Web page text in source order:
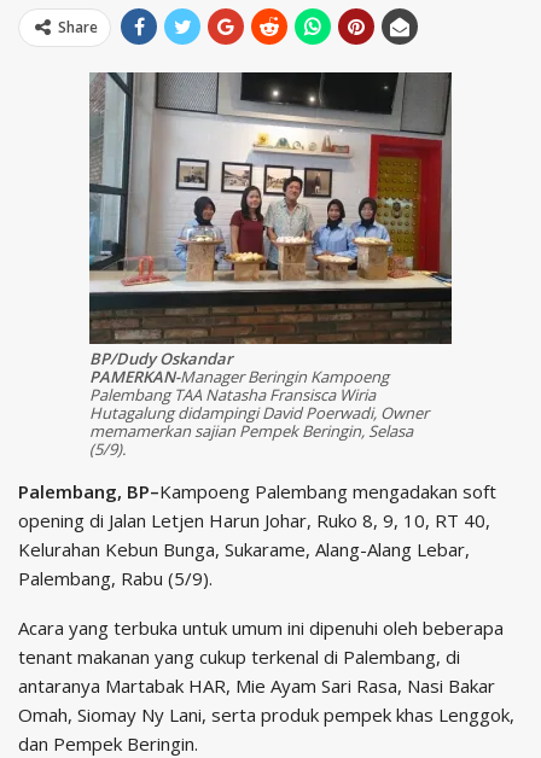
Share
BP/Dudy Oskandar
PAMERKAN-Manager Beringin Kampoeng
Palembang TAA Natasha Fransisca Wiria
Hutagalung didampingi David Poerwadi, Owner
memamerkan sajian Pempek Beringin, Selasa
(5/9).
Palembang, BP–Kampoeng Palembang mengadakan soft
opening di Jalan Letjen Harun Johar, Ruko 8, 9, 10, RT 40,
Kelurahan Kebun Bunga, Sukarame, Alang-Alang Lebar,
Palembang, Rabu (5/9).
Acara yang terbuka untuk umum ini dipenuhi oleh beberapa
tenant makanan yang cukup terkenal di Palembang, di
antaranya Martabak HAR, Mie Ayam Sari Rasa, Nasi Bakar
Omah, Siomay Ny Lani, serta produk pempek khas Lenggok,
dan Pempek Beringin.